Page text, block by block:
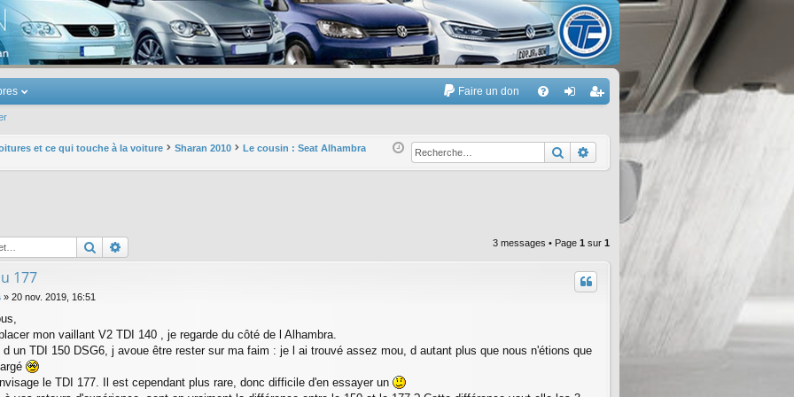
Touran
A
Faire un don
Q ne
xi
nr
eg
r
et ce qui touche à la voiture Sharan 2010 Le cousin : Seat Alhambra RechercherRecherche avancée
Rechercher 3 messages • Page 1 sur 1
177
» 20 nov. 2019, 16:51
mon vaillant V2 TDI 140 , je regarde du côté de l Alhambra.
un TDI 150 DSG6, j avoue être rester sur ma faim : je l ai trouvé assez mou, d autant plus que nous n'étions que
le TDI 177. Il est cependant plus rare, donc difficile d'en essayer un